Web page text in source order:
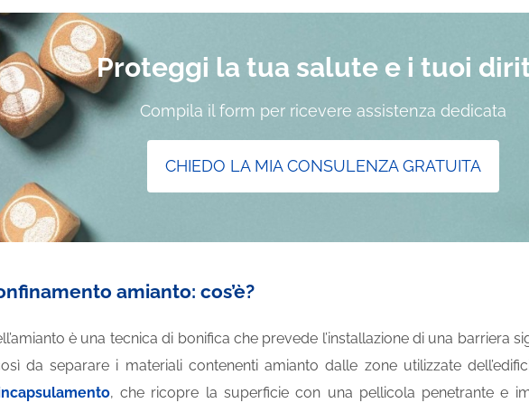
Proteggi la tua salute e i tuoi
Compila il form per ricevere assistenza dedicata
CHIEDO LA MIA CONSULENZA GRATUITA
amianto: cos’è?
è una tecnica di bonifica che prevede l’installazione di una barriera
da separare i materiali contenenti amianto dalle zone utilizzate
, che ricopre la superficie con una pellicola penetrante e